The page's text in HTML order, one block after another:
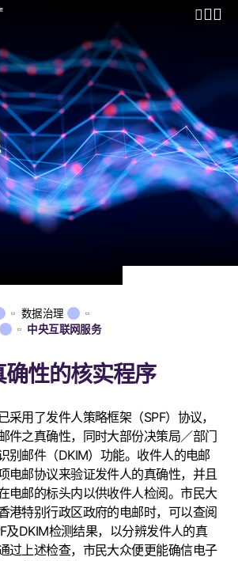
开启行
数据治理
中央互联网服务
性的核实程序
采用了发件人策略框架（SPF）协议，
件之真确性，同时大部份决策局／部门
别邮件（DKIM）功能。收件人的电邮
电邮协议来验证发件人的真确性，并且
电邮的标头内以供收件人检阅。市民大
港特别行政区政府的电邮时，可以查阅
及DKIM检测结果，以分辨发件人的真
过上述检查，市民大众便更能确信电子